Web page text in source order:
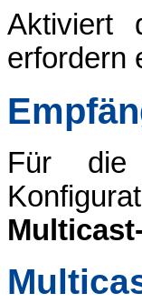
Aktiviert
erfordern
Für die